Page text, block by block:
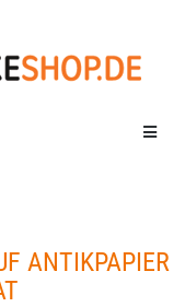
Menü
ANTIKPAPIER I